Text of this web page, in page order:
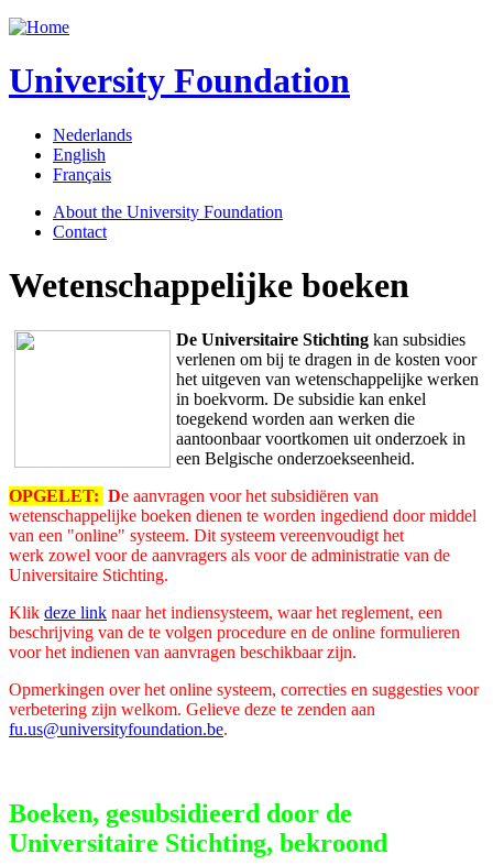
Jump to navigation
University Foundation
Nederlands
English
Français
About the University Foundation
Contact
Wetenschappelijke boeken
De Universitaire Stichting kan subsidies
verlenen om bij te dragen in de kosten voor
het uitgeven van wetenschappelijke werken
in boekvorm. De subsidie kan enkel
toegekend worden aan werken die
aantoonbaar voortkomen uit onderzoek in
een Belgische onderzoekseenheid.
OPGELET: De aanvragen voor het subsidiëren van
wetenschappelijke boeken dienen te worden ingediend door middel
van een "online" systeem. Dit systeem vereenvoudigt het
werk zowel voor de aanvragers als voor de administratie van de
Universitaire Stichting.
Klik deze link naar het indiensysteem, waar het reglement, een
beschrijving van de te volgen procedure en de online formulieren
voor het indienen van aanvragen beschikbaar zijn.
Opmerkingen over het online systeem, correcties en suggesties voor
verbetering zijn welkom. Gelieve deze te zenden aan
fu.us@universityfoundation.be.
Boeken, gesubsidieerd door de
Universitaire Stichting, bekroond